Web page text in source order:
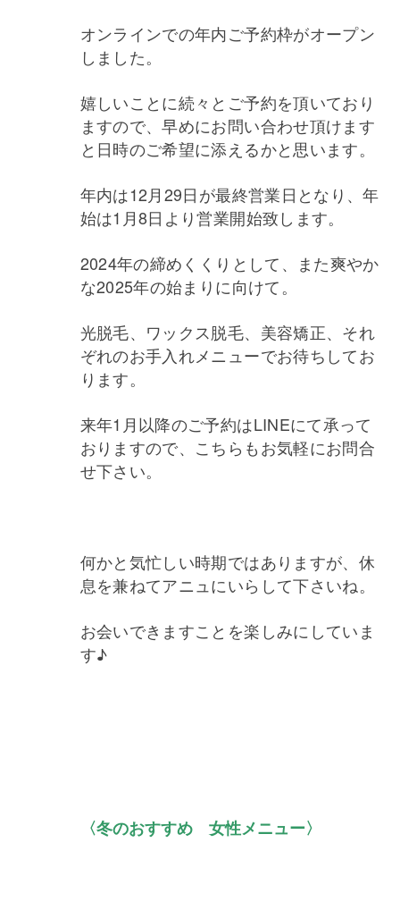
オンラインでの年内ご予約枠がオープン
しました。
嬉しいことに続々とご予約を頂いており
ますので、早めにお問い合わせ頂けます
と日時のご希望に添えるかと思います。
年内は12月29日が最終営業日となり、年
始は1月8日より営業開始致します。
2024年の締めくくりとして、また爽やか
な2025年の始まりに向けて。
光脱毛、ワックス脱毛、美容矯正、それ
ぞれのお手入れメニューでお待ちしてお
ります。
来年1月以降のご予約はLINEにて承って
おりますので、こちらもお気軽にお問合
せ下さい。
何かと気忙しい時期ではありますが、休
息を兼ねてアニュにいらして下さいね。
お会いできますことを楽しみにしていま
す♪
〈冬のおすすめ 女性メニュー〉